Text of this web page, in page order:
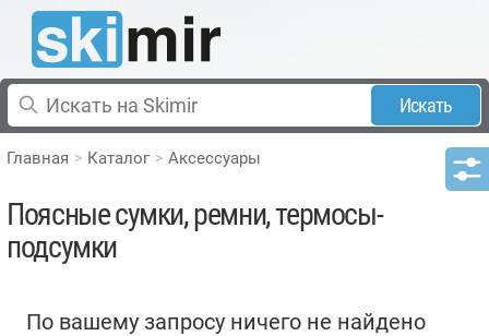
Искать
Главная Каталог Аксессуары
Поясные сумки, ремни, термосы-
подсумки
По вашему запросу ничего не найдено